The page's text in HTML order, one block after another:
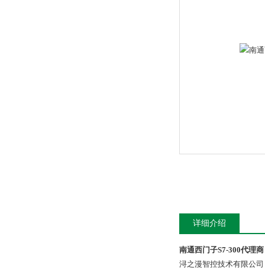
详细介绍
南通西门子S7-300代理商
浔之漫智控技术有限公